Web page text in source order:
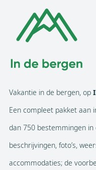
Vakantie in de bergen, op
Een compleet pakket
dan 750 bestemmingen
beschrijvingen, foto’s,
accommodaties; de